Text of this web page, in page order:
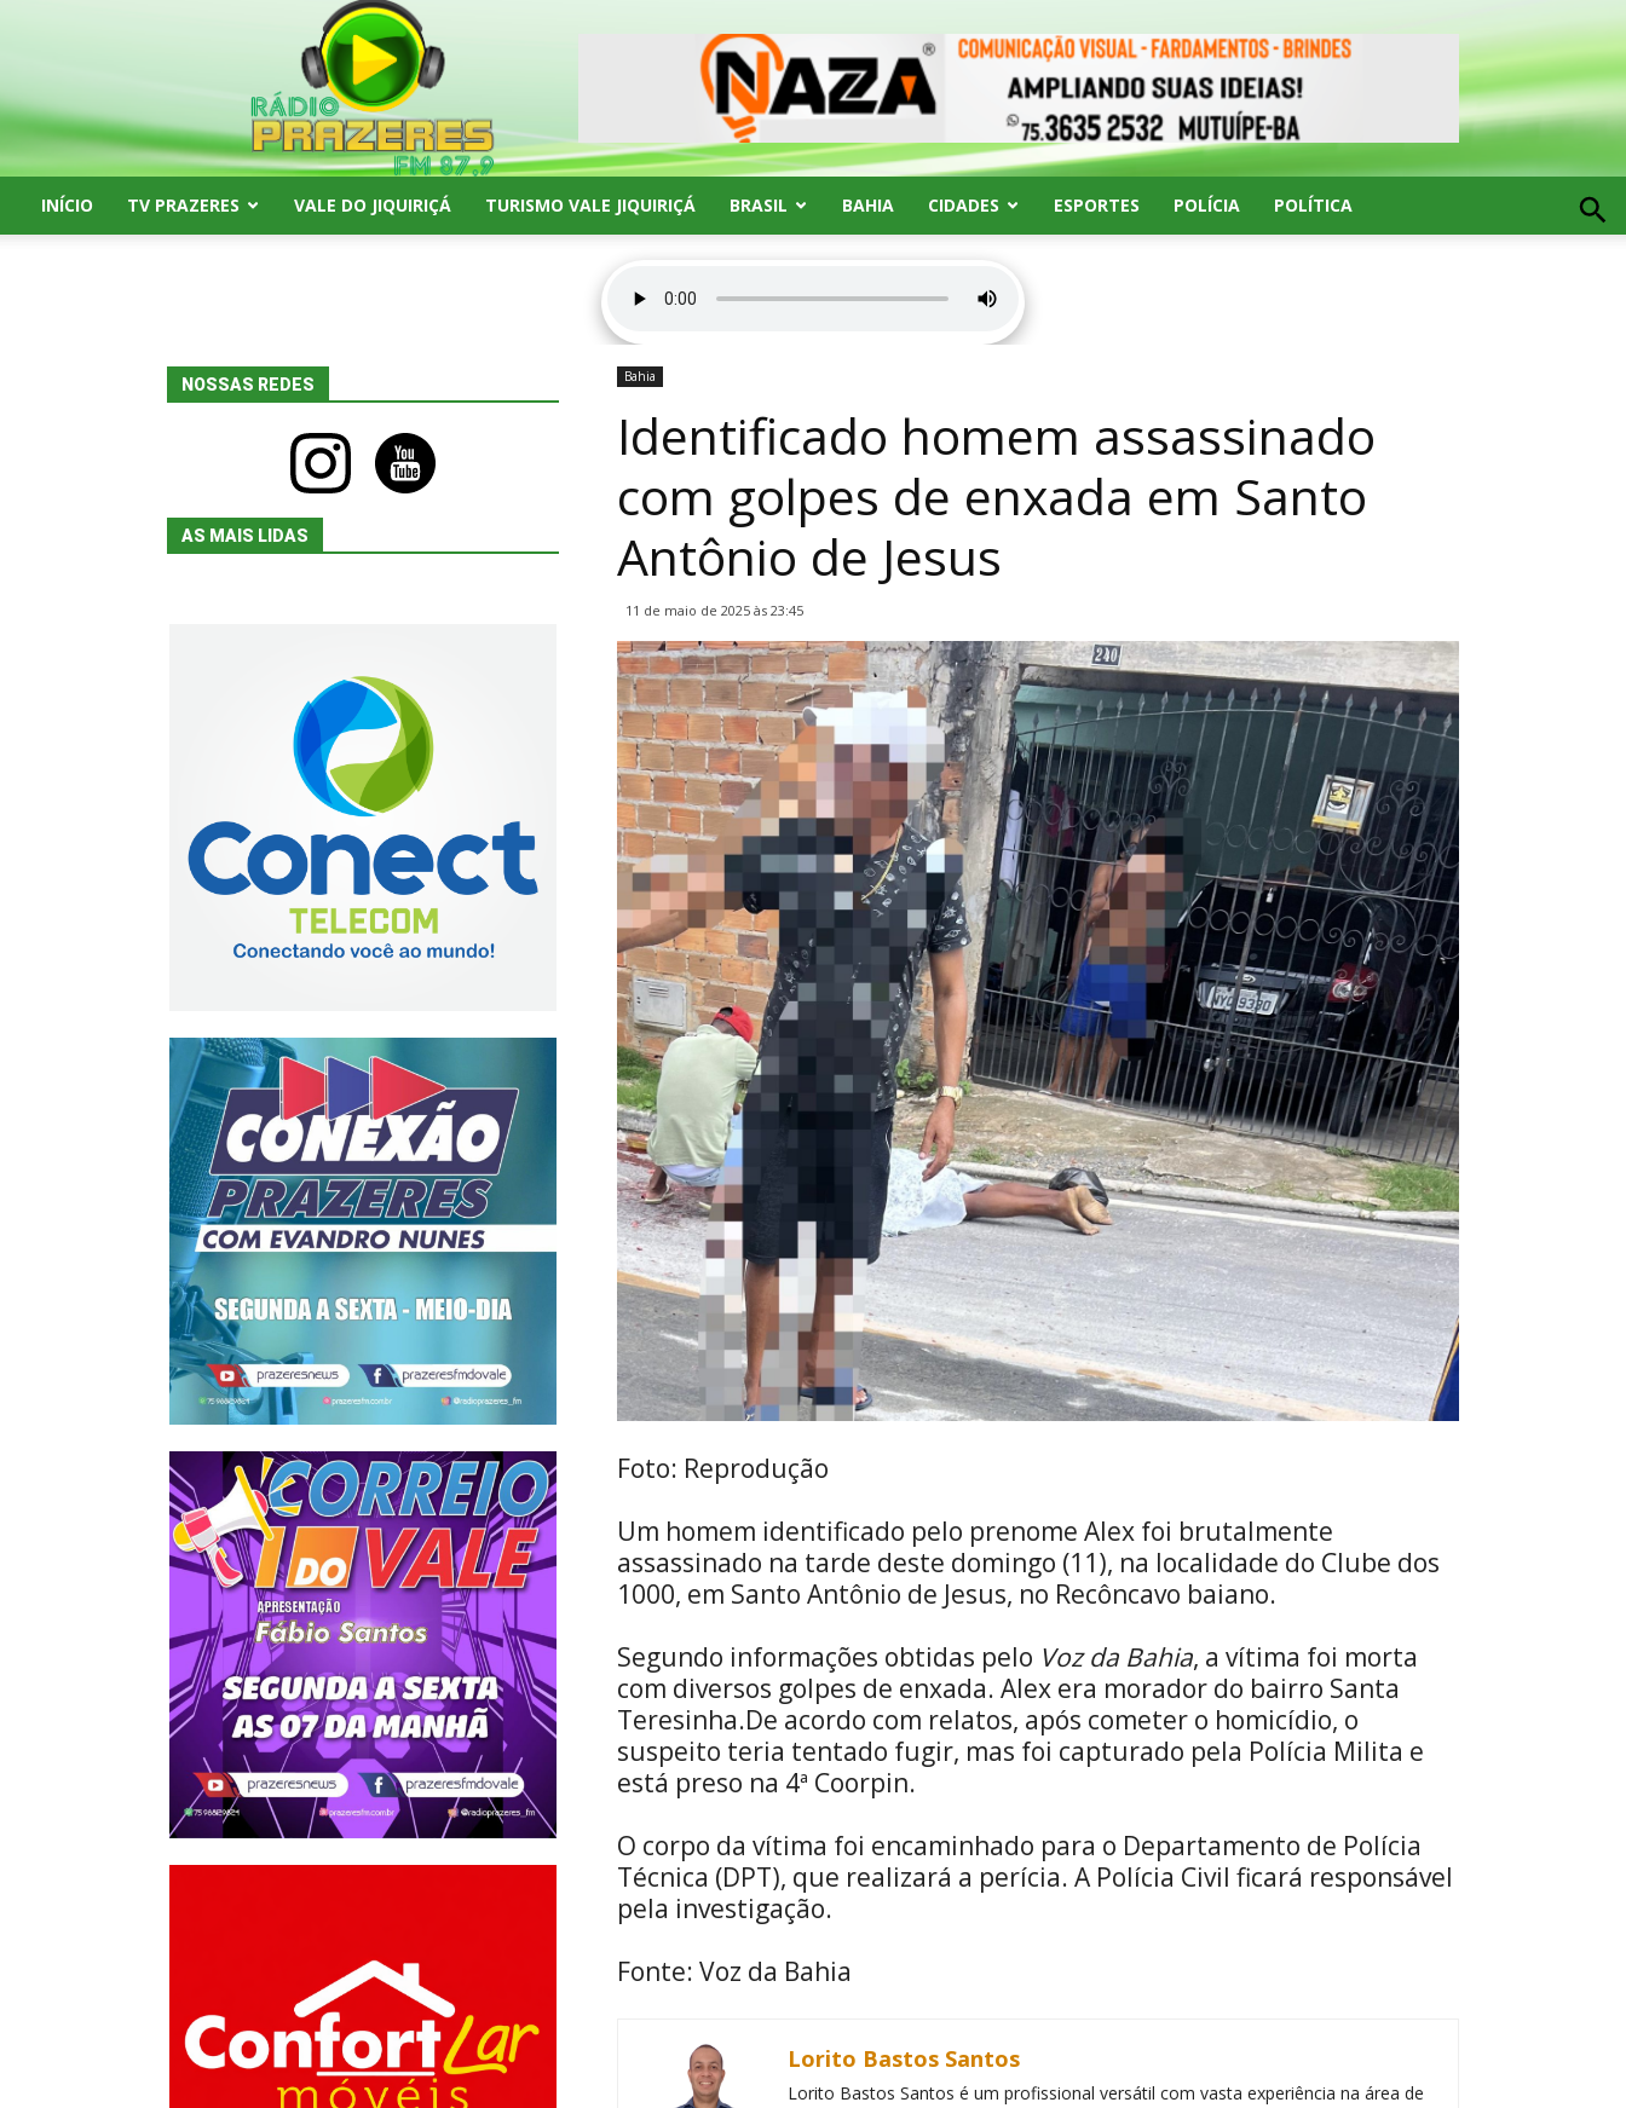
INÍCIO TV PRAZERES VALE DO JIQUIRIÇÁ TURISMO VALE JIQUIRIÇÁ BRASIL BAHIA CIDADES ESPORTES POLÍCIA POLÍTICA
Bahia
Identificado homem assassinado
com golpes de enxada em Santo
Antônio de Jesus
11 de maio de 2025 às 23:45
Foto: Reprodução
Um homem identificado pelo prenome Alex foi brutalmente
assassinado na tarde deste domingo (11), na localidade do Clube dos
1000, em Santo Antônio de Jesus, no Recôncavo baiano.
Segundo informações obtidas pelo Voz da Bahia, a vítima foi morta
com diversos golpes de enxada. Alex era morador do bairro Santa
Teresinha.De acordo com relatos, após cometer o homicídio, o
suspeito teria tentado fugir, mas foi capturado pela Polícia Milita e
está preso na 4ª Coorpin.
O corpo da vítima foi encaminhado para o Departamento de Polícia
Técnica (DPT), que realizará a perícia. A Polícia Civil ficará responsável
pela investigação.
Fonte: Voz da Bahia
Lorito Bastos Santos
Lorito Bastos Santos é um profissional versátil com vasta experiência na área de
NOSSAS REDES
instagram youtube
AS MAIS LIDAS